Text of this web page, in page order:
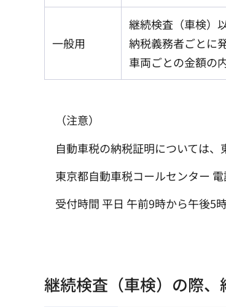
一般用
継続検査（車検）
納税義務者ごとに
車両ごとの金額の
（注意）
自動車税の納税証明については
東京都自動車税コールセンター
受付時間 平日 午前9時から午後5
継続検査（車検）の際